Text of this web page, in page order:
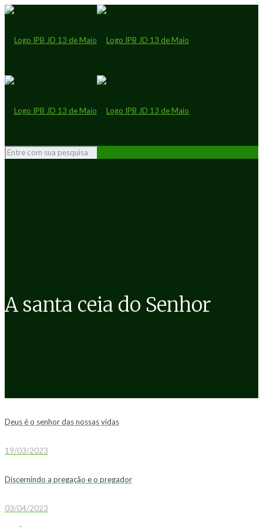
A santa ceia do Senhor
Deus é o senhor das nossas vidas
19/03/2023
Discernindo a pregação e o pregador
03/04/2023